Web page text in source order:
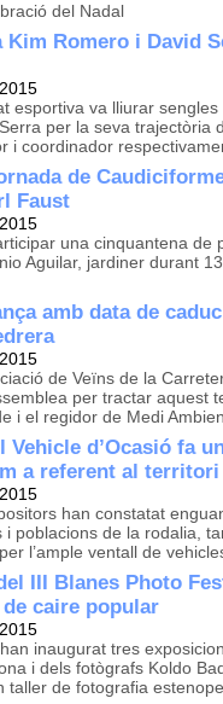
del Nadal
Kim Romero i David
esportiva va lliurar
per la seva trajectòria
i coordinador
de
Faust
una cinquantena de
Aguilar, jardiner durant
amb data de
de Veïns de la
per tractar aquest
i el regidor de Medi
Vehicle d’Ocasió fa
a referent al territori
han constatat
i poblacions de la rodalia,
l’ample ventall de
III Blanes Photo
caire popular
inaugurat tres
i dels fotògrafs Koldo
taller de fotografia